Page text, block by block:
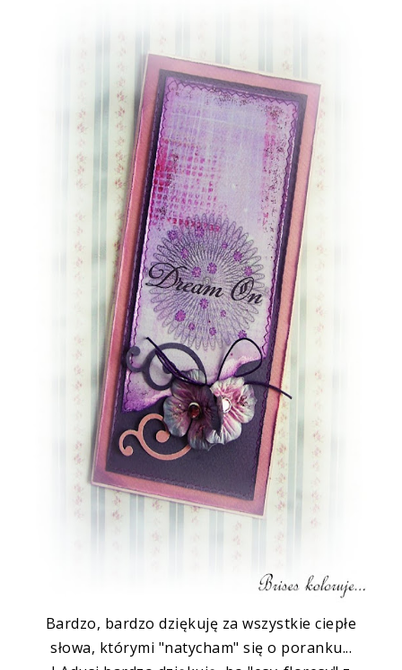
Bardzo, bardzo dziękuję za wszystkie ciepłe
słowa, którymi "natycham" się o poranku...